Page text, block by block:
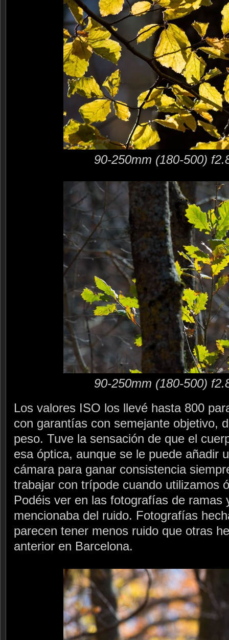
90-250mm (180-500)
90-250mm (180-500)
Los valores ISO los llevé hasta 800
con garantías con semejante objetivo,
peso. Tuve la sensación de que el
esa óptica, aunque se le puede añadir
cámara para ganar consistencia
trabajar con trípode cuando utilizamos
Podéis ver en las fotografías de ramas
mencionaba del ruido. Fotografías
parecen tener menos ruido que otras
anterior en Barcelona.